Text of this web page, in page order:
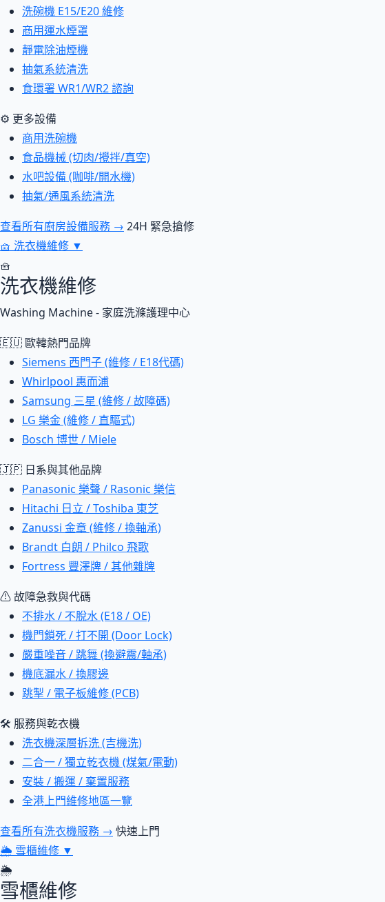
洗碗機 E15/E20 維修
商用運水煙罩
靜電除油煙機
抽氣系統清洗
食環署 WR1/WR2 諮詢
⚙ 更多設備
商用洗碗機
食品機械 (切肉/攪拌/真空)
水吧設備 (咖啡/開水機)
抽氣/通風系統清洗
查看所有廚房設備服務 → 24H 緊急搶修
🧺 洗衣機維修 ▼
🧺
洗衣機維修
Washing Machine - 家庭洗滌護理中心
🇪🇺 歐韓熱門品牌
Siemens 西門子 (維修 / E18代碼)
Whirlpool 惠而浦
Samsung 三星 (維修 / 故障碼)
LG 樂金 (維修 / 直驅式)
Bosch 博世 / Miele
🇯🇵 日系與其他品牌
Panasonic 樂聲 / Rasonic 樂信
Hitachi 日立 / Toshiba 東芝
Zanussi 金章 (維修 / 換軸承)
Brandt 白朗 / Philco 飛歌
Fortress 豐澤牌 / 其他雜牌
⚠ 故障急救與代碼
不排水 / 不脫水 (E18 / OE)
機門鎖死 / 打不開 (Door Lock)
嚴重噪音 / 跳舞 (換避震/軸承)
機底漏水 / 換膠邊
跳掣 / 電子板維修 (PCB)
🛠 服務與乾衣機
洗衣機深層拆洗 (吉機洗)
二合一 / 獨立乾衣機 (煤氣/電動)
安裝 / 搬運 / 棄置服務
全港上門維修地區一覽
查看所有洗衣機服務 → 快速上門
🌦 雪櫃維修 ▼
🌦
雪櫃維修